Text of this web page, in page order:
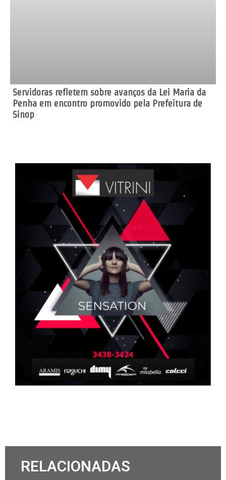
Servidoras refletem sobre avanços da Lei Maria da
Penha em encontro promovido pela Prefeitura de
Sinop
RELACIONADAS